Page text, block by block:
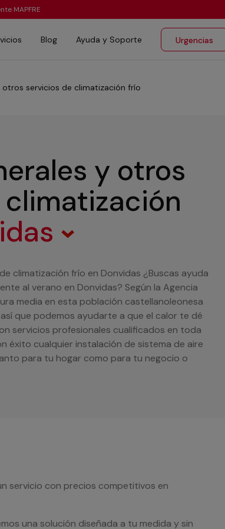
MAPFRE
Blog Ayuda y Soporte Urgencias
otros servicios de climatización frío
y otros
climatización frío en Donvidas ¿Buscas ayuda
al verano en Donvidas? Según la Agencia
media en esta población castellanoleonesa
que podemos ayudarte a que el calor te dé
servicios profesionales cualificados en toda
éxito cualquier instalación de sistema de aire
para tu hogar como para tu negocio o
servicio con precios competitivos en
una solución diseñada a tu medida y sin